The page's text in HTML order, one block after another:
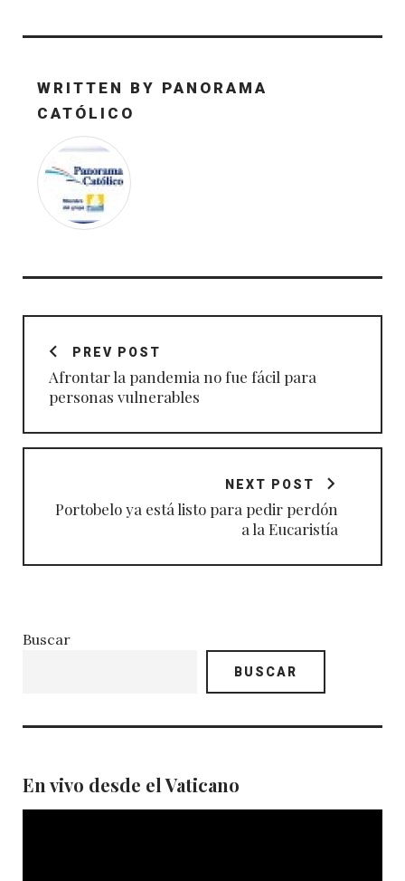
WRITTEN BY PANORAMA
CATÓLICO
Navegación
entradasPREV POST
Afrontar la pandemia no fue fácil para
personas vulnerables
NEXT POST
Portobelo ya está listo para pedir perdón
a la Eucaristía
Buscar
BUSCAR
En vivo desde el Vaticano